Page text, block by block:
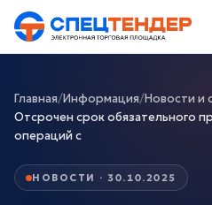
Главная/Информация/Новости и
Отсрочен срок обязательного
операций с
НОВОСТИ · 30.10.2025